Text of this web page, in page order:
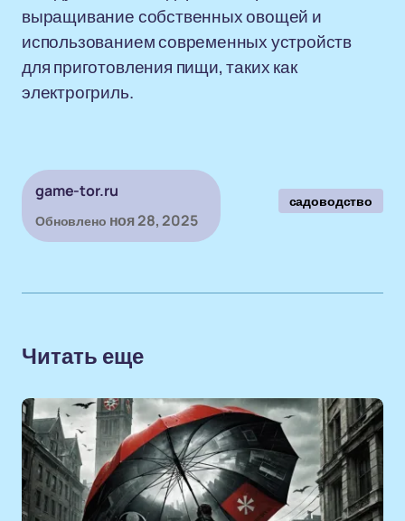
выращивание собственных овощей и
использованием современных устройств
для приготовления пищи, таких как
электрогриль.
game-tor.ru
Обновлено ноя 28, 2025
садоводство
Читать еще